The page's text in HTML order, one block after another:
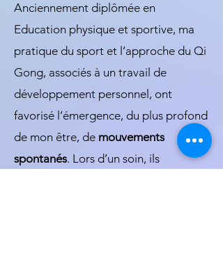
Anciennement diplômée en
Education physique et sportive, ma
pratique du sport et l’approche du Qi
Gong, associés à un travail de
développement personnel, ont
favorisé l’émergence, du plus profond
de mon être, de mouvements
spontanés. Lors d’un soin, ils